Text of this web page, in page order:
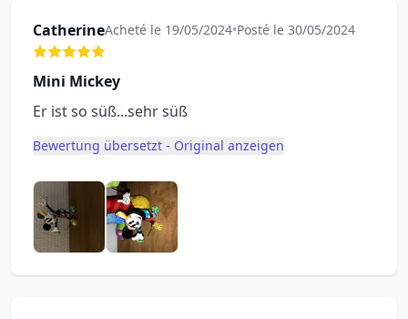
CatherineAcheté le 19/05/2024•Posté le 30/05/2024
Mini Mickey
Er ist so süß...sehr süß
Bewertung übersetzt - Original anzeigen